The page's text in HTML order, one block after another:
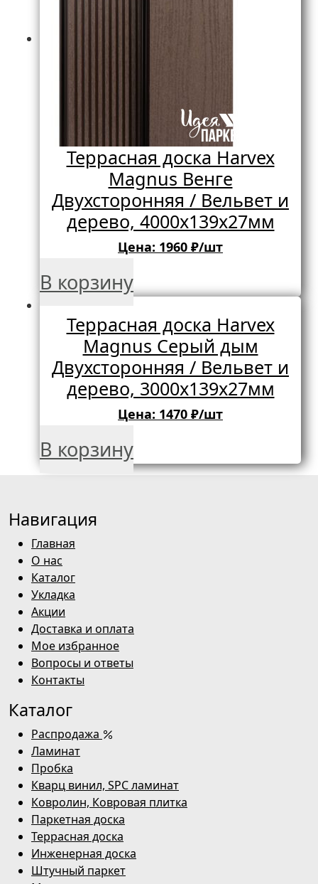
Террасная доска Harvex
Magnus Венге
Двухсторонняя / Вельвет и
дерево, 4000х139х27мм
Цена: 1960 ₽/шт
В корзину
Террасная доска Harvex
Magnus Серый дым
Двухсторонняя / Вельвет и
дерево, 3000х139х27мм
Цена: 1470 ₽/шт
В корзину
Навигация
Главная
О нас
Каталог
Укладка
Акции
Доставка и оплата
Мое избранное
Вопросы и ответы
Контакты
Каталог
Распродажа
Ламинат
Пробка
Кварц винил, SPC ламинат
Ковролин, Ковровая плитка
Паркетная доска
Террасная доска
Инженерная доска
Штучный паркет